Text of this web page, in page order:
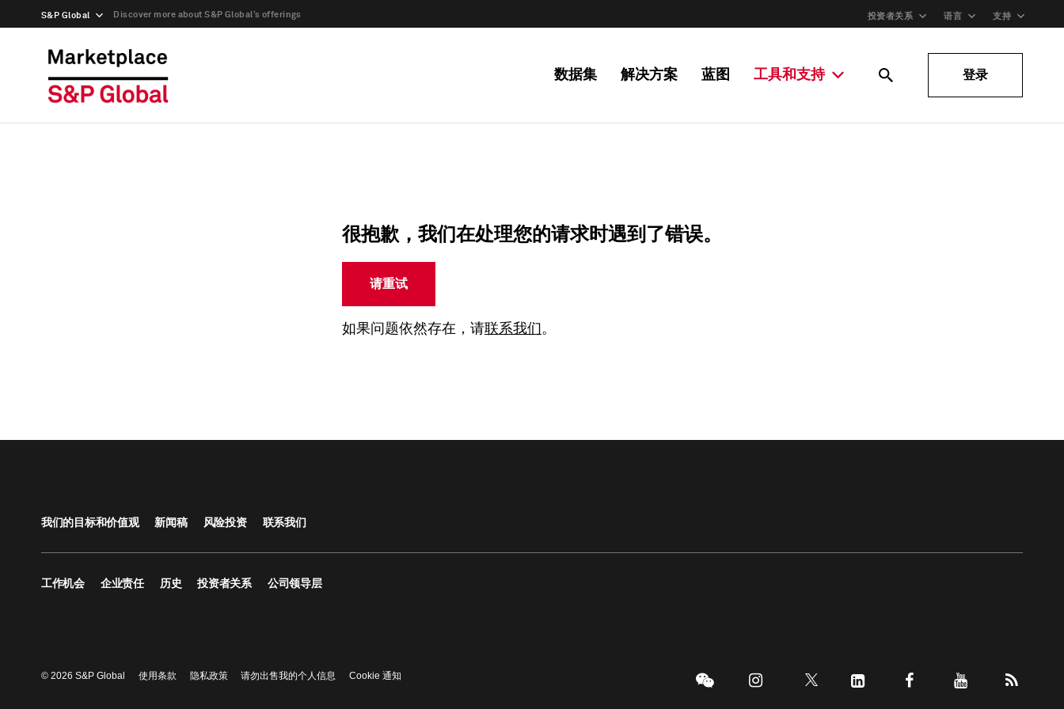
S&P Global Discover more about S&P Global’s offerings 投资者关系 语言 支持
数据集 解决方案 蓝图 工具和支持 登录
很抱歉，我们在处理您的请求时遇到了错误。
请重试
如果问题依然存在，请联系我们 。
我们的目标和价值观 新闻稿 风险投资 联系我们
工作机会 企业责任 历史 投资者关系 公司领导层
© 2026 S&P Global 使用条款 隐私政策 请勿出售我的个人信息 Cookie 通知